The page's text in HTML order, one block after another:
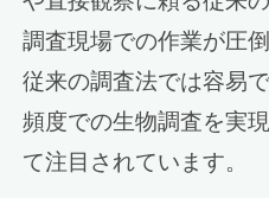
調査現場での作業が圧
従来の調査法では容易
頻度での生物調査を実
て注目されています。